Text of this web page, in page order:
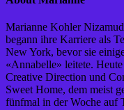
Marianne Kohler
begann ihre Karriere als
New York, bevor sie
«Annabelle» leitete.
Creative Direction und
Sweet Home, dem meist
fünfmal in der Woche auf